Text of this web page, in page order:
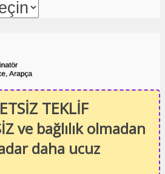
TEKLİF
ve bağlılık olmadan
daha ucuz